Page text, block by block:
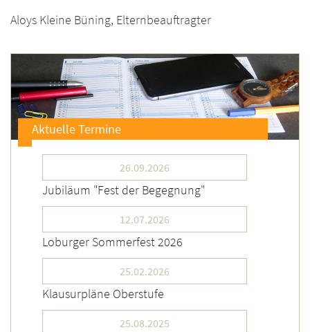
Aloys Kleine Büning, Elternbeauftragter
Aktuelle Termine
26.09.2026
Jubiläum "Fest der Begegnung"
12.07.2026
Loburger Sommerfest 2026
25.02.2026
Klausurpläne Oberstufe
25.08.2025